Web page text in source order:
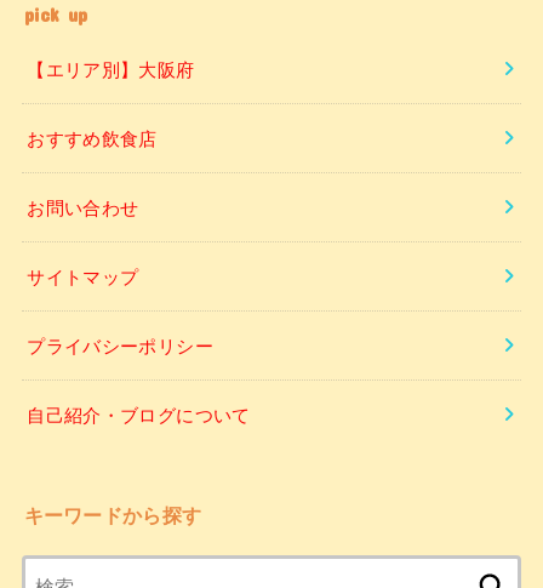
pick up
【エリア別】大阪府
おすすめ飲食店
お問い合わせ
サイトマップ
プライバシーポリシー
自己紹介・ブログについて
キーワードから探す